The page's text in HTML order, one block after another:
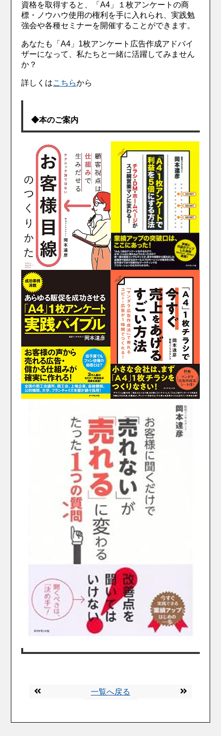
資格を取得すると、「A4」１枚アンケートの商
標・ノウハウ使用の権利を手に入れられ、実践勉
強会や各種セミナーを開催することができます。
あなたも「A4」1枚アンケート広告作成アドバイ
ザーになって、私たちと一緒に活躍してみません
か？
詳しくはこちらから
◆本のご案内
一覧へ戻る